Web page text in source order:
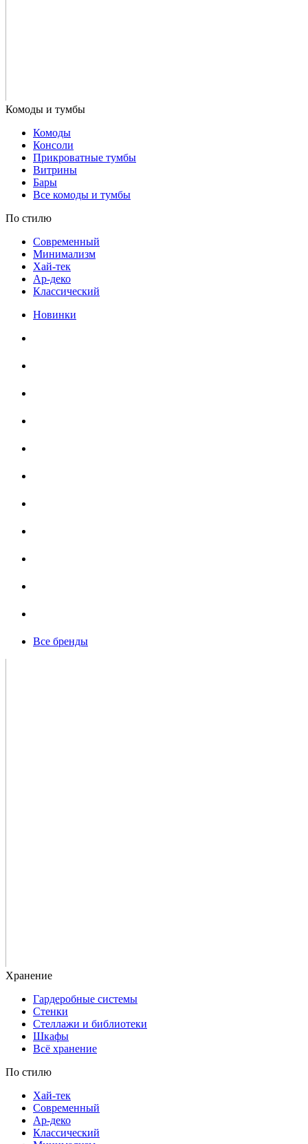
Комоды
Консоли
Прикроватные тумбы
Витрины
Бары
Гардеробные системы
Стенки
Стеллажи и библиотеки
Шкафы